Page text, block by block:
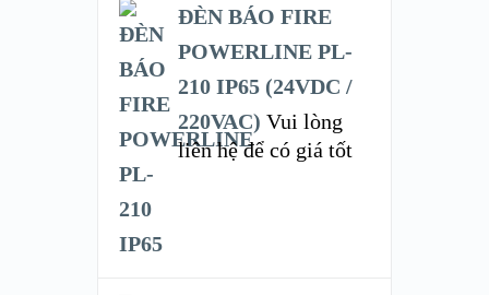
ĐÈN BÁO FIRE
POWERLINE PL-
210 IP65 (24VDC /
220VAC) Vui lòng
liên hệ để có giá tốt